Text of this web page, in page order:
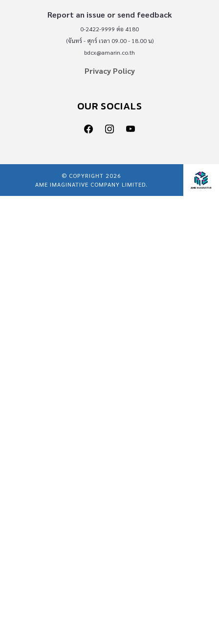
Report an issue or send feedback
0-2422-9999 ต่อ 4180
(จันทร์ - ศุกร์ เวลา 09.00 - 18.00 น)
bdcx@amarin.co.th
Privacy Policy
OUR SOCIALS
© COPYRIGHT 2026
AME IMAGINATIVE COMPANY LIMITED.